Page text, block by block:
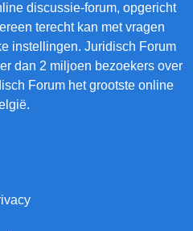
discussie-forum, opgericht
terecht kan met vragen
instellingen. Juridisch Forum
dan 2 miljoen bezoekers over
Forum het grootste online